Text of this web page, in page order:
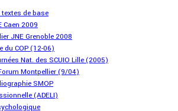
textes de base
Caen 2009
JNE Grenoble 2008
du COP (12-06)
Nat. des SCUIO Lille (2005)
Montpellier (9/04)
SMOP
(ADELI)